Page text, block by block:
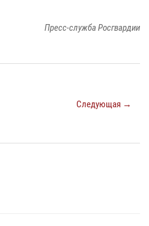
Пресс-служба Росгвардии
Следующая →